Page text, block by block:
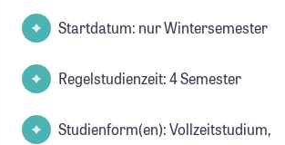
Startdatum: nur Wintersemester
Regelstudienzeit: 4 Semester
Studienform(en): Vollzeitstudium,